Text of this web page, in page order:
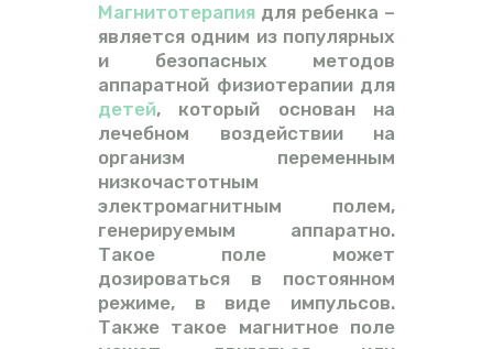
Магнитотерапия для ребенка –
является одним из популярных
и безопасных методов
аппаратной физиотерапии для
детей, который основан на
лечебном воздействии на
организм переменным
низкочастотным
электромагнитным полем,
генерируемым аппаратно.
Такое поле может
дозироваться в постоянном
режиме, в виде импульсов.
Также такое магнитное поле